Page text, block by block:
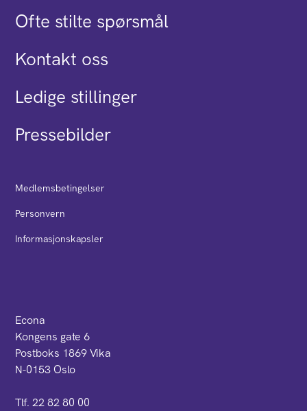
Ofte stilte spørsmål
Kontakt oss
Ledige stillinger
Pressebilder
Medlemsbetingelser
Personvern
Informasjonskapsler
Econa
Kongens gate 6
Postboks 1869 Vika
N-0153 Oslo
Tlf. 22 82 80 00